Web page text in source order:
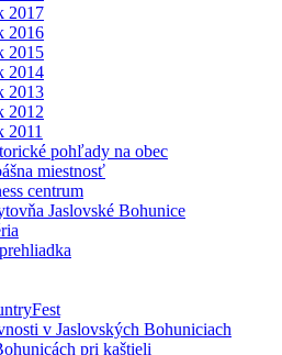
2017
2016
2015
2014
2013
2012
2011
pohľady na obec
miestnosť
centrum
Jaslovské Bohunice
v Jaslovských Bohuniciach
pri kaštieli